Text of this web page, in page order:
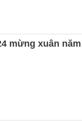
mừng xuân năm